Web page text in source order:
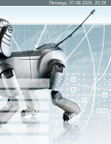
Пятница, 07.08.2026, 20:28